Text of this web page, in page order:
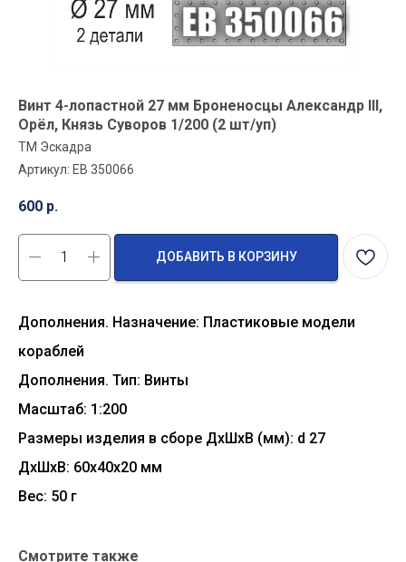
Винт 4-лопастной 27 мм Броненосцы Александр III,
Орёл, Князь Суворов 1/200 (2 шт/уп)
ТМ Эскадра
Артикул: EB 350066
600 р.
ДОБАВИТЬ В КОРЗИНУ
Дополнения. Назначение: Пластиковые модели
кораблей
Дополнения. Тип: Винты
Масштаб: 1:200
Размеры изделия в сборе ДхШхВ (мм): d 27
ДxШxВ: 60x40x20 мм
Вес: 50 г
Смотрите также